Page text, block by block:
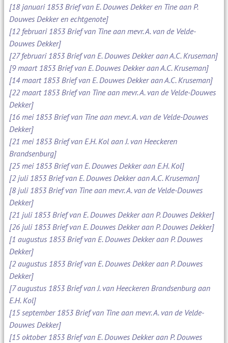
[18 januari 1853 Brief van E. Douwes Dekker en Tine aan P.
Douwes Dekker en echtgenote]
[12 februari 1853 Brief van Tine aan mevr. A. van de Velde-
Douwes Dekker]
[27 februari 1853 Brief van E. Douwes Dekker aan A.C. Kruseman]
[9 maart 1853 Brief van E. Douwes Dekker aan A.C. Kruseman]
[14 maart 1853 Brief van E. Douwes Dekker aan A.C. Kruseman]
[22 maart 1853 Brief van Tine aan mevr. A. van de Velde-Douwes
Dekker]
[16 mei 1853 Brief van Tine aan mevr. A. van de Velde-Douwes
Dekker]
[21 mei 1853 Brief van E.H. Kol aan J. van Heeckeren
Brandsenburg]
[25 mei 1853 Brief van E. Douwes Dekker aan E.H. Kol]
[2 juli 1853 Brief van E. Douwes Dekker aan A.C. Kruseman]
[8 juli 1853 Brief van Tine aan mevr. A. van de Velde-Douwes
Dekker]
[21 juli 1853 Brief van E. Douwes Dekker aan P. Douwes Dekker]
[26 juli 1853 Brief van E. Douwes Dekker aan P. Douwes Dekker]
[1 augustus 1853 Brief van E. Douwes Dekker aan P. Douwes
Dekker]
[2 augustus 1853 Brief van E. Douwes Dekker aan P. Douwes
Dekker]
[7 augustus 1853 Brief van J. van Heeckeren Brandsenburg aan
E.H. Kol]
[15 september 1853 Brief van Tine aan mevr. A. van de Velde-
Douwes Dekker]
[15 oktober 1853 Brief van E. Douwes Dekker aan P. Douwes